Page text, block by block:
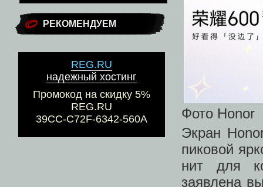
РЕКОМЕНДУЕМ
REG.RU
надежный хостинг
Промокод на скидку 5%
REG.RU
39CC-C72F-6342-560A
Фото Honor
Экран
пиковой
нит для
заявлена